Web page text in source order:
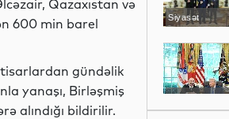
Qazaxıstan və
600 min barel
gündəlik
yanaşı, Birləşmiş
alındığı bildirilir.
Siyasət
Siyasət